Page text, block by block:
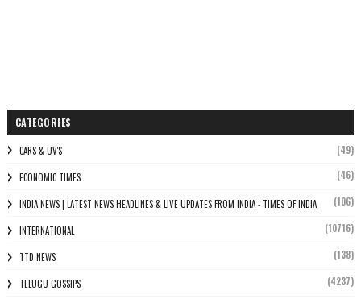
CATEGORIES
CARS & UV'S (49)
ECONOMIC TIMES (46)
INDIA NEWS | LATEST NEWS HEADLINES & LIVE UPDATES FROM INDIA - TIMES OF INDIA (106)
INTERNATIONAL (10716)
TTD NEWS (138)
TELUGU GOSSIPS (4237)